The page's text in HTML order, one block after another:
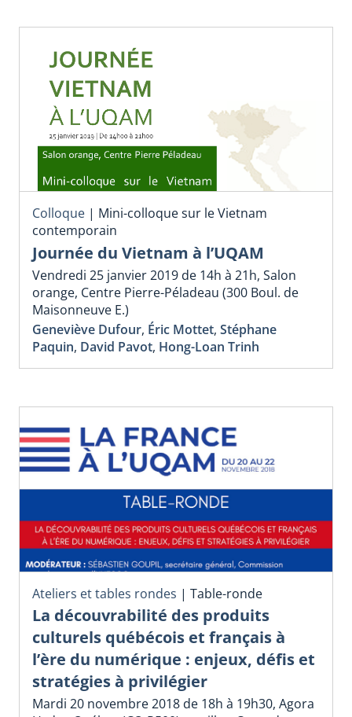
Colloque | Mini-colloque sur le Vietnam
contemporain
Journée du Vietnam à l’UQAM
Vendredi 25 janvier 2019 de 14h à 21h, Salon
orange, Centre Pierre-Péladeau (300 Boul. de
Maisonneuve E.)
Geneviève Dufour, Éric Mottet, Stéphane
Paquin, David Pavot, Hong-Loan Trinh
Ateliers et tables rondes | Table-ronde
La découvrabilité des produits
culturels québécois et français à
l’ère du numérique : enjeux, défis et
stratégies à privilégier
Mardi 20 novembre 2018 de 18h à 19h30, Agora